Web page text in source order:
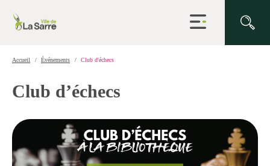
Ouvrir
la
Accueil Événements Club d'échecs
Club d’échecs